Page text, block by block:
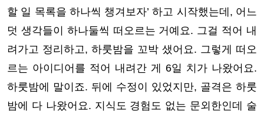
할 일 목록을 하나씩 챙겨보자’ 하고 시작했는데, 어느
덧 생각들이 하나둘씩 떠오르는 거예요. 그걸 적어 내
려가고 정리하고, 하룻밤을 꼬박 샜어요. 그렇게 떠오
르는 아이디어를 적어 내려간 게 6일 치가 나왔어요.
하룻밤에 말이죠. 뒤에 수정이 있었지만, 골격은 하룻
밤에 다 나왔어요. 지식도 경험도 없는 문외한인데 술